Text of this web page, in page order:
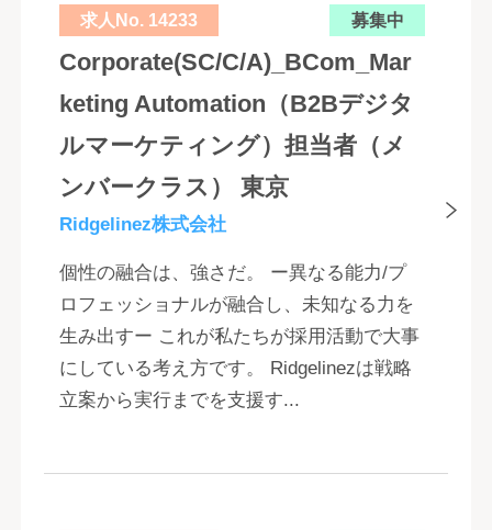
求人No. 14233 募集中
Corporate(SC/C/A)_BCom_Mar
keting Automation（B2Bデジタ
ルマーケティング）担当者（メ
ンバークラス） 東京
Ridgelinez株式会社
個性の融合は、強さだ。 ー異なる能力/プ
ロフェッショナルが融合し、未知なる力を
生み出すー これが私たちが採用活動で大事
にしている考え方です。 Ridgelinezは戦略
立案から実行までを支援す...